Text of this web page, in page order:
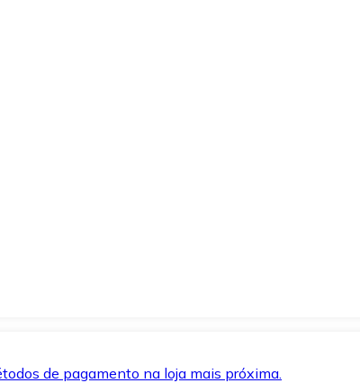
de pagamento na loja mais próxima.